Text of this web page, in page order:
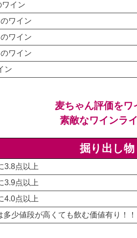
イン
ワイン
ワイン
ワイン
ン
麦ちゃん評価をワ
素敵なワインラ
掘り出し
3.8点以上
3.9点以上
4.0点以上
少値段が高くても飲む価値有り！！